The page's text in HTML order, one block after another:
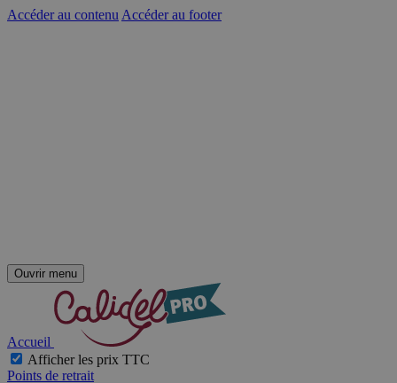
Accéder au contenu Accéder au footer
Ouvrir menu
Accueil
Afficher les prix TTC
Points de retrait